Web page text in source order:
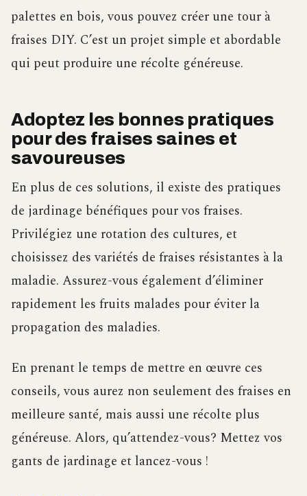
palettes en bois, vous pouvez créer une tour à
fraises DIY. C’est un projet simple et abordable
qui peut produire une récolte généreuse.
Adoptez les bonnes pratiques
pour des fraises saines et
savoureuses
En plus de ces solutions, il existe des pratiques
de jardinage bénéfiques pour vos fraises.
Privilégiez une rotation des cultures, et
choisissez des variétés de fraises résistantes à la
maladie. Assurez-vous également d’éliminer
rapidement les fruits malades pour éviter la
propagation des maladies.
En prenant le temps de mettre en œuvre ces
conseils, vous aurez non seulement des fraises en
meilleure santé, mais aussi une récolte plus
généreuse. Alors, qu’attendez-vous? Mettez vos
gants de jardinage et lancez-vous !